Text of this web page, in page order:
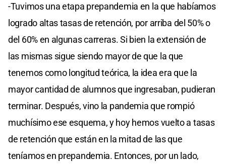
-Tuvimos una etapa prepandemia en la que habíamos
logrado altas tasas de retención, por arriba del 50% o
del 60% en algunas carreras. Si bien la extensión de
las mismas sigue siendo mayor de que la que
tenemos como longitud teórica, la idea era que la
mayor cantidad de alumnos que ingresaban, pudieran
terminar. Después, vino la pandemia que rompió
muchísimo ese esquema, y hoy hemos vuelto a tasas
de retención que están en la mitad de las que
teníamos en prepandemia. Entonces, por un lado,